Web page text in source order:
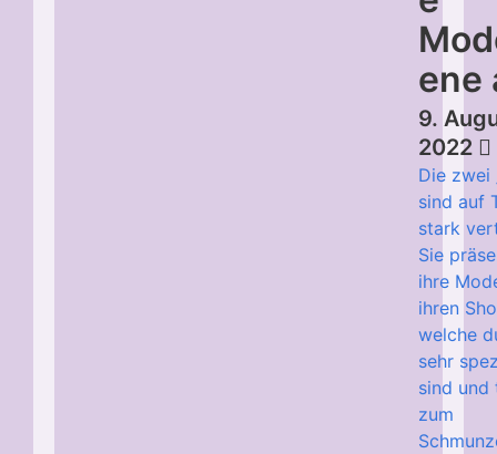
ene
9.
2022
Die zwei
sind auf
stark
Sie
ihre
ihren
welche
sehr
sind und
zum